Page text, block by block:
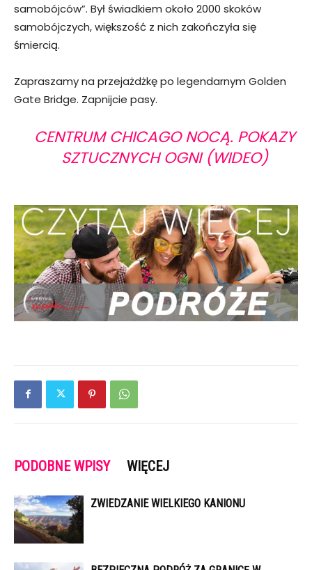
samobójców”. Był świadkiem około 2000 skoków
samobójczych, większość z nich zakończyła się
śmiercią.
Zapraszamy na przejażdżkę po legendarnym Golden
Gate Bridge. Zapnijcie pasy.
CENTRUM CHICAGO NOCĄ. POKAZY
SZTUCZNYCH OGNI (WIDEO)
PODOBNE WPISY WIĘCEJ
ZWIEDZANIE WIELKIEGO KANIONU